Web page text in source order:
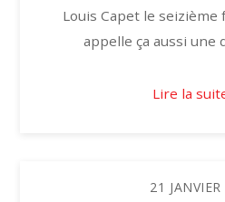
Louis Capet le
appelle ça aussi une
Lire la
21 JANVIER